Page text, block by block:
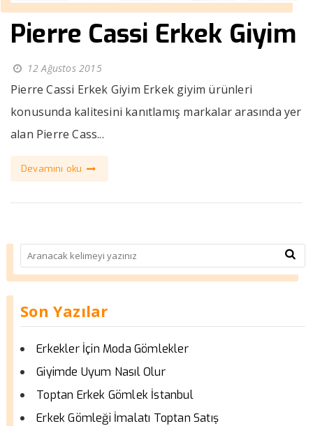
Pierre Cassi Erkek Giyim
12 Ağustos 2015
Pierre Cassi Erkek Giyim Erkek giyim ürünleri
konusunda kalitesini kanıtlamış markalar arasında yer
alan Pierre Cass...
Devamını oku
Son Yazılar
Erkekler İçin Moda Gömlekler
Giyimde Uyum Nasıl Olur
Toptan Erkek Gömlek İstanbul
Erkek Gömleği İmalatı Toptan Satış